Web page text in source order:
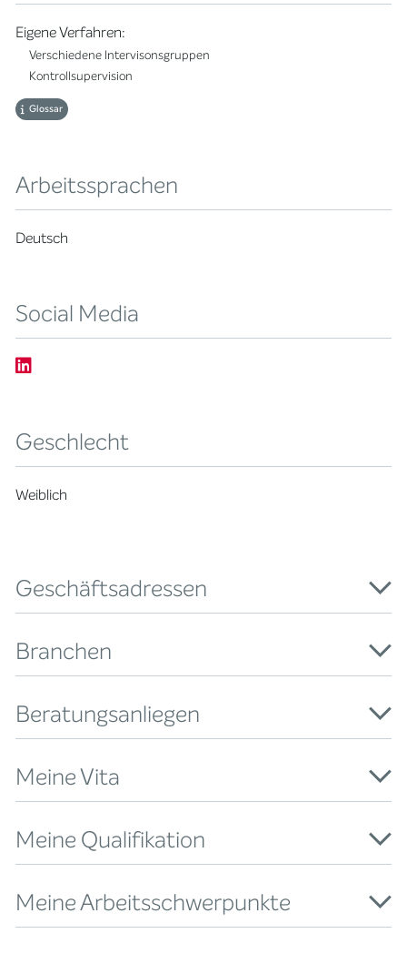
Eigene Verfahren:
Verschiedene Intervisonsgruppen
Kontrollsupervision
Glossar
Arbeitssprachen
Deutsch
Social Media
Geschlecht
Weiblich
Geschäftsadressen
Branchen
Beratungsanliegen
Meine Vita
Meine Qualifikation
Meine Arbeitsschwerpunkte